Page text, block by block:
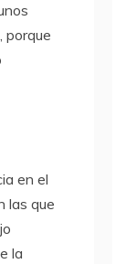
porque
en el
las que
la